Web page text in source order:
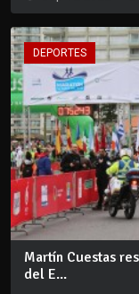
DEPORTES
Martín Cuestas
del E...